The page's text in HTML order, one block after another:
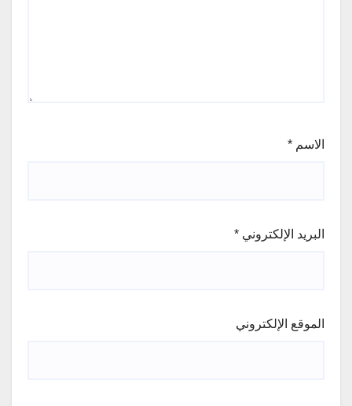
الاسم *
البريد الإلكتروني *
الموقع الإلكتروني